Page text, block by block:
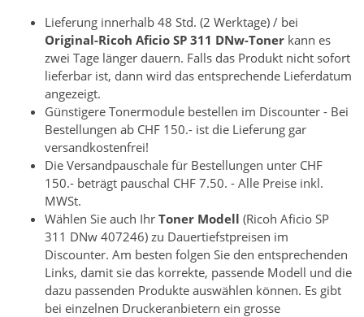
Lieferung innerhalb 48 Std. (2 Werktage) / bei
Original-Ricoh Aficio SP 311 DNw-Toner kann es
zwei Tage länger dauern. Falls das Produkt nicht sofort
lieferbar ist, dann wird das entsprechende Lieferdatum
angezeigt.
Günstigere Tonermodule bestellen im Discounter - Bei
Bestellungen ab CHF 150.- ist die Lieferung gar
versandkostenfrei!
Die Versandpauschale für Bestellungen unter CHF
150.- beträgt pauschal CHF 7.50. - Alle Preise inkl.
MWSt.
Wählen Sie auch Ihr Toner Modell (Ricoh Aficio SP
311 DNw 407246) zu Dauertiefstpreisen im
Discounter. Am besten folgen Sie den entsprechenden
Links, damit sie das korrekte, passende Modell und die
dazu passenden Produkte auswählen können. Es gibt
bei einzelnen Druckeranbietern ein grosse